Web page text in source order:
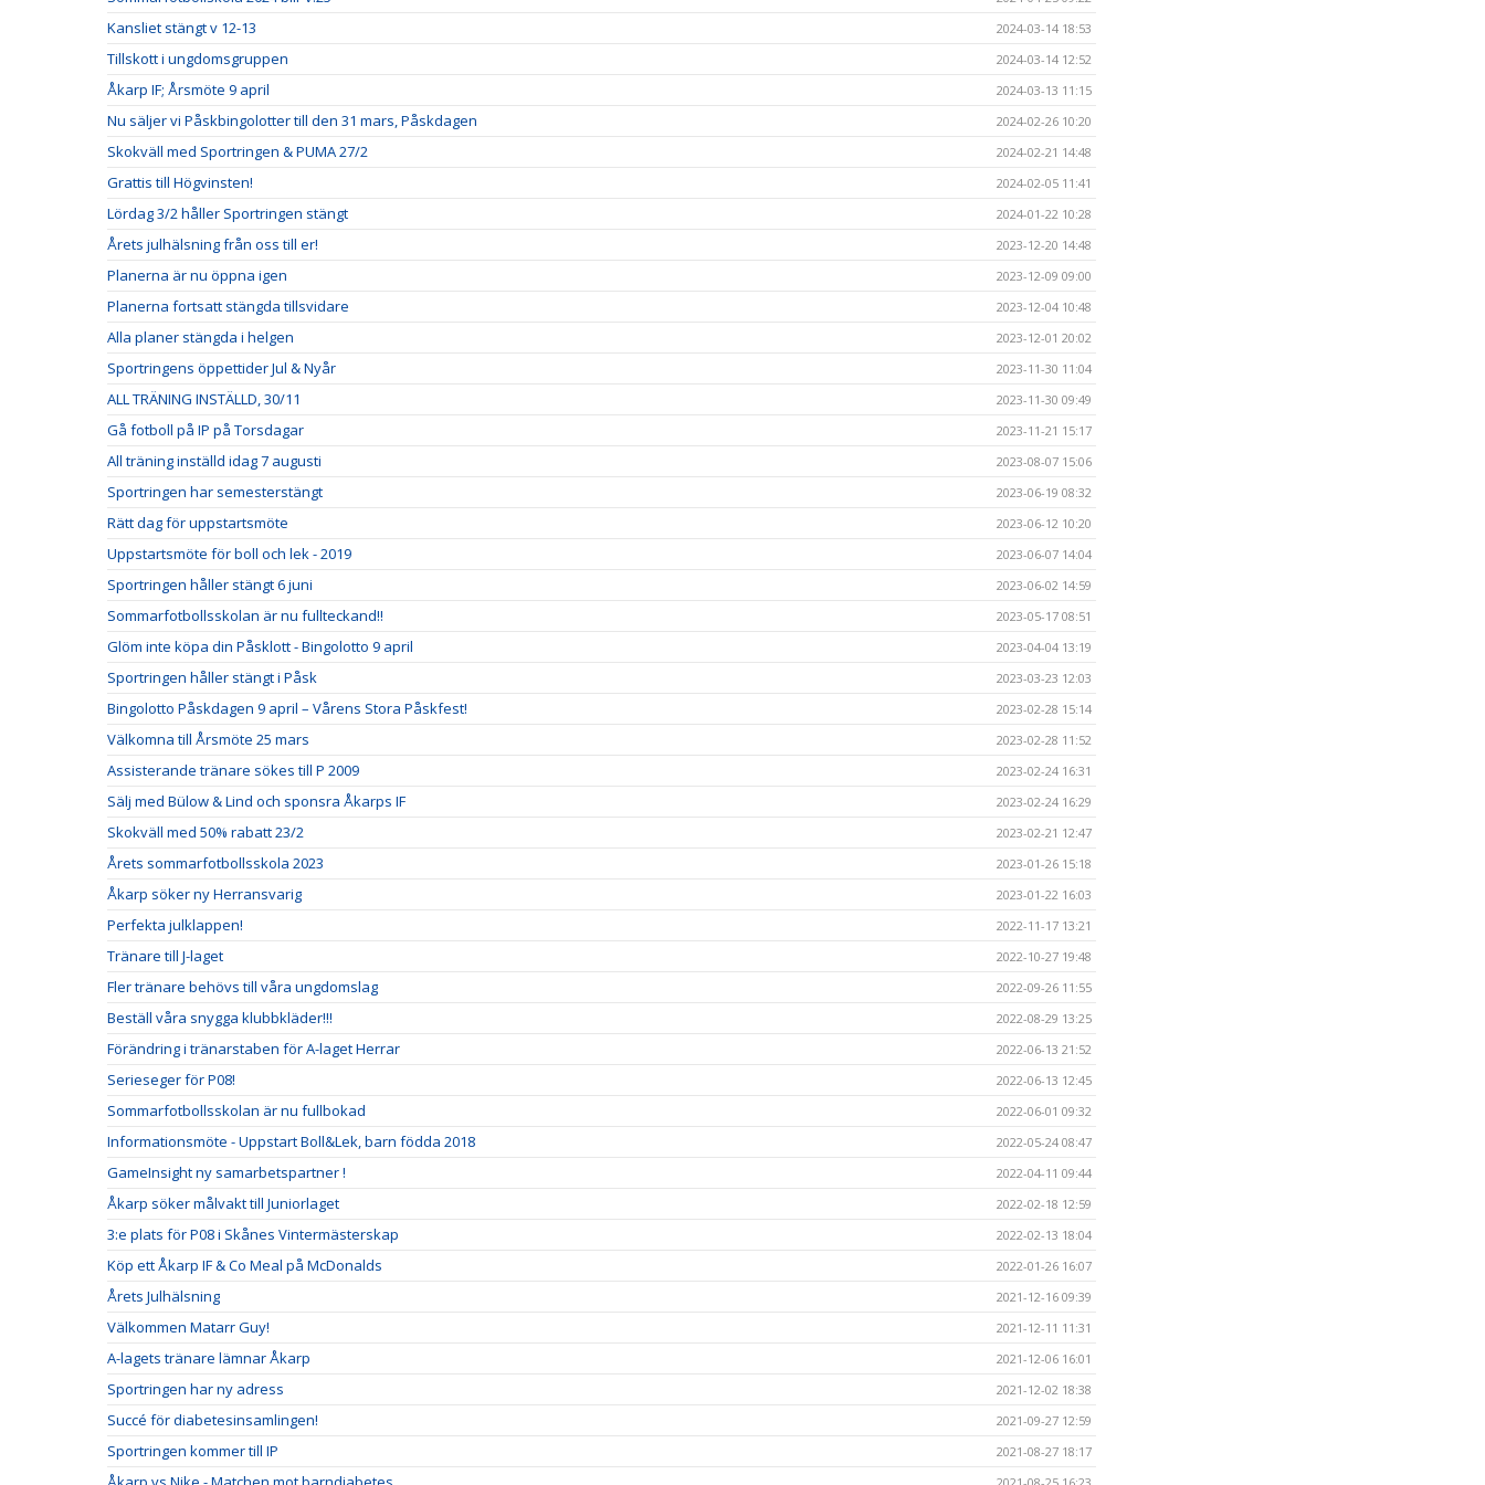
Kansliet stängt v 12-13 2024-03-14 18:53
Tillskott i ungdomsgruppen 2024-03-14 12:52
Åkarp IF; Årsmöte 9 april 2024-03-13 11:15
Nu säljer vi Påskbingolotter till den 31 mars, Påskdagen 2024-02-26 10:20
Skokväll med Sportringen & PUMA 27/2 2024-02-21 14:48
Grattis till Högvinsten! 2024-02-05 11:41
Lördag 3/2 håller Sportringen stängt 2024-01-22 10:28
Årets julhälsning från oss till er! 2023-12-20 14:48
Planerna är nu öppna igen 2023-12-09 09:00
Planerna fortsatt stängda tillsvidare 2023-12-04 10:48
Alla planer stängda i helgen 2023-12-01 20:02
Sportringens öppettider Jul & Nyår 2023-11-30 11:04
ALL TRÄNING INSTÄLLD, 30/11 2023-11-30 09:49
Gå fotboll på IP på Torsdagar 2023-11-21 15:17
All träning inställd idag 7 augusti 2023-08-07 15:06
Sportringen har semesterstängt 2023-06-19 08:32
Rätt dag för uppstartsmöte 2023-06-12 10:20
Uppstartsmöte för boll och lek - 2019 2023-06-07 14:04
Sportringen håller stängt 6 juni 2023-06-02 14:59
Sommarfotbollsskolan är nu fullteckand!! 2023-05-17 08:51
Glöm inte köpa din Påsklott - Bingolotto 9 april 2023-04-04 13:19
Sportringen håller stängt i Påsk 2023-03-23 12:03
Bingolotto Påskdagen 9 april – Vårens Stora Påskfest! 2023-02-28 15:14
Välkomna till Årsmöte 25 mars 2023-02-28 11:52
Assisterande tränare sökes till P 2009 2023-02-24 16:31
Sälj med Bülow & Lind och sponsra Åkarps IF 2023-02-24 16:29
Skokväll med 50% rabatt 23/2 2023-02-21 12:47
Årets sommarfotbollsskola 2023 2023-01-26 15:18
Åkarp söker ny Herransvarig 2023-01-22 16:03
Perfekta julklappen! 2022-11-17 13:21
Tränare till J-laget 2022-10-27 19:48
Fler tränare behövs till våra ungdomslag 2022-09-26 11:55
Beställ våra snygga klubbkläder!!! 2022-08-29 13:25
Förändring i tränarstaben för A-laget Herrar 2022-06-13 21:52
Serieseger för P08! 2022-06-13 12:45
Sommarfotbollsskolan är nu fullbokad 2022-06-01 09:32
Informationsmöte - Uppstart Boll&Lek, barn födda 2018 2022-05-24 08:47
GameInsight ny samarbetspartner ! 2022-04-11 09:44
Åkarp söker målvakt till Juniorlaget 2022-02-18 12:59
3:e plats för P08 i Skånes Vintermästerskap 2022-02-13 18:04
Köp ett Åkarp IF & Co Meal på McDonalds 2022-01-26 16:07
Årets Julhälsning 2021-12-16 09:39
Välkommen Matarr Guy! 2021-12-11 11:31
A-lagets tränare lämnar Åkarp 2021-12-06 16:01
Sportringen har ny adress 2021-12-02 18:38
Succé för diabetesinsamlingen! 2021-09-27 12:59
Sportringen kommer till IP 2021-08-27 18:17